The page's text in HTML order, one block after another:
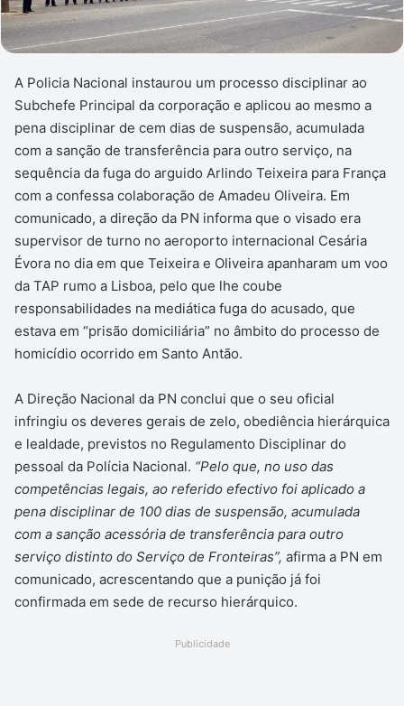
A Policia Nacional instaurou um processo disciplinar ao
Subchefe Principal da corporação e aplicou ao mesmo a
pena disciplinar de cem dias de suspensão, acumulada
com a sanção de transferência para outro serviço, na
sequência da fuga do arguido Arlindo Teixeira para França
com a confessa colaboração de Amadeu Oliveira. Em
comunicado, a direção da PN informa que o visado era
supervisor de turno no aeroporto internacional Cesária
Évora no dia em que Teixeira e Oliveira apanharam um voo
da TAP rumo a Lisboa, pelo que lhe coube
responsabilidades na mediática fuga do acusado, que
estava em “prisão domiciliária” no âmbito do processo de
homicídio ocorrido em Santo Antão.
A Direção Nacional da PN conclui que o seu oficial
infringiu os deveres gerais de zelo, obediência hierárquica
e lealdade, previstos no Regulamento Disciplinar do
pessoal da Polícia Nacional. “Pelo que, no uso das
competências legais, ao referido efectivo foi aplicado a
pena disciplinar de 100 dias de suspensão, acumulada
com a sanção acessória de transferência para outro
serviço distinto do Serviço de Fronteiras”, afirma a PN em
comunicado, acrescentando que a punição já foi
confirmada em sede de recurso hierárquico.
Publicidade